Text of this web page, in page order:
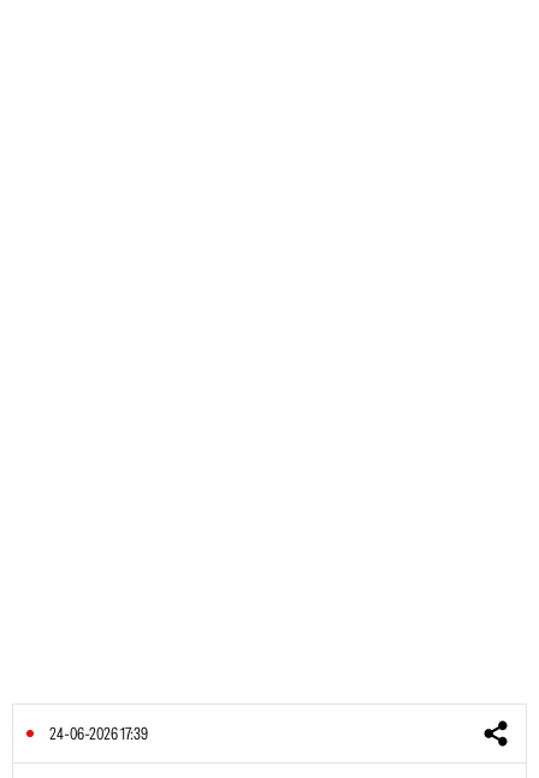
24-06-2026 17:39